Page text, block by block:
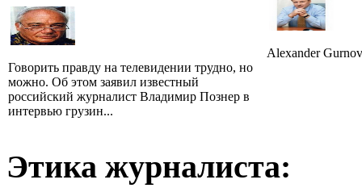
Говорить правду на телевидении трудно, но
можно. Об этом заявил известный
российский журналист Владимир Познер в
интервью грузин...
Alexander
Этика журналиста: